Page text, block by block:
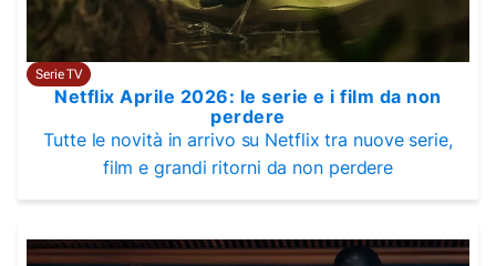
Serie TV
Netflix Aprile 2026: le serie e i film da non
perdere
Tutte le novità in arrivo su Netflix tra nuove serie,
film e grandi ritorni da non perdere